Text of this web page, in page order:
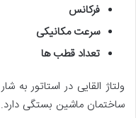
فرکانس
سرعت مکانیکی
تعداد قطب ها
ولتاژ القایی در استاتور
ساختمان ماشین بستگی